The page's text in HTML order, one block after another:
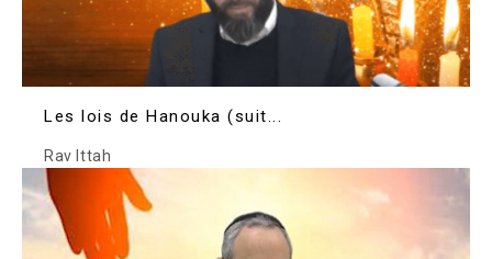
Les lois de Hanouka (suit...
Rav Ittah